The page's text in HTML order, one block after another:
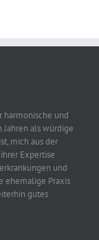
harmonische und
Jahren als würdige
mich aus der
Expertise
und
ehemalige Praxis
gutes